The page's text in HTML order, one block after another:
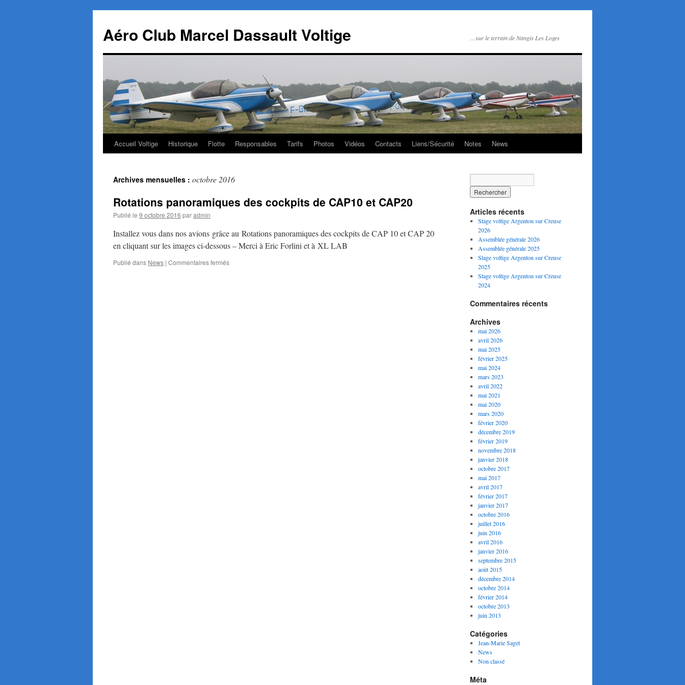
contenu
Aéro Club Marcel Dassault Voltige …sur le terrain de Nangis Les Loges
Accueil Voltige Historique Flotte Responsables Tarifs Photos Vidéos Contacts Liens/Sécurité Notes News
Archives mensuelles : octobre 2016
Rotations panoramiques des cockpits de CAP10 et CAP20
Publié le 9 octobre 2016 paradmin
Installez vous dans nos avions grâce au Rotations panoramiques des cockpits de CAP 10 et CAP 20
en cliquant sur les images ci-dessous – Merci à Eric Forlini et à XL LAB
Publié dans News | Commentaires ferméssur
Articles récents
Stage voltige Argenton sur Creuse
2026
Assemblée générale 2026
Assemblée générale 2025
Stage voltige Argenton sur Creuse
2025
Stage voltige Argenton sur Creuse
2024
Commentaires récents
Archives
mai 2026
avril 2026
mai 2025
février 2025
mai 2024
mars 2023
avril 2022
mai 2021
mai 2020
mars 2020
février 2020
décembre 2019
février 2019
novembre 2018
janvier 2018
octobre 2017
mai 2017
avril 2017
février 2017
janvier 2017
octobre 2016
juillet 2016
juin 2016
avril 2016
janvier 2016
septembre 2015
août 2015
décembre 2014
octobre 2014
février 2014
octobre 2013
juin 2013
Catégories
Jean-Marie Saget
News
Non classé
Méta